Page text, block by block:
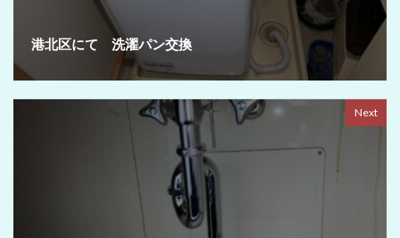
港北区にて 洗濯パン交換
Next